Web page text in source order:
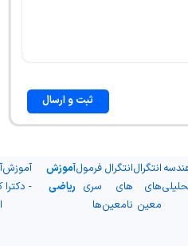
ثبت و ارسال
انتگرال
های
معین
انتگرال
های
نامعین
فرمول
سری
ها
آموزش
ریاضی
آموزش
- دکترا